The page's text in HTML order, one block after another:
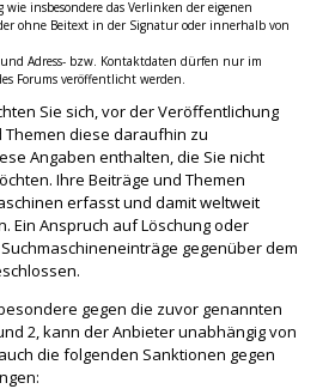
wie insbesondere das Verlinken der eigenen
ohne Beitext in der Signatur oder innerhalb von
und Adress- bzw. Kontaktdaten dürfen nur im
Forums veröffentlicht werden.
Sie sich, vor der Veröffentlichung
Themen diese daraufhin zu
Angaben enthalten, die Sie nicht
Ihre Beiträge und Themen
erfasst und damit weltweit
Ein Anspruch auf Löschung oder
gegenüber dem
gegen die zuvor genannten
2, kann der Anbieter unabhängig von
die folgenden Sanktionen gegen